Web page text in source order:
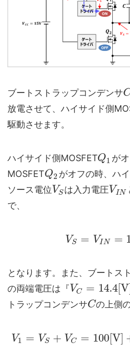
ブートストラップコンデンサ
放電させて、ハイサイド側
駆動させます。
ハイサイド側MOSFETQ1 が
MOSFETQ2 がオフの時、ハ
ソース電位VS は入力電圧VI N
で、
VS = VIN =
となります。また、ブートス
の両端電圧は『 VC = 14.4[ V]
トラップコンデンサCの上側
V1 = VS + VC = 100[V]